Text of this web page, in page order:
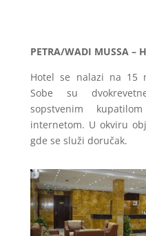
PETRA/WADI MUSSA –
Hotel se nalazi na 15
Sobe su
sopstvenim
internetom. U okviru
gde se služi doručak.